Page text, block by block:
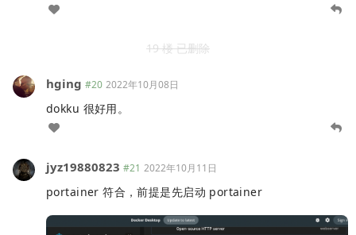
19 楼 已删除
hging #20 2022年10月08日
dokku 很好用。
jyz19880823 #21 2022年10月11日
portainer 符合，前提是先启动 portainer